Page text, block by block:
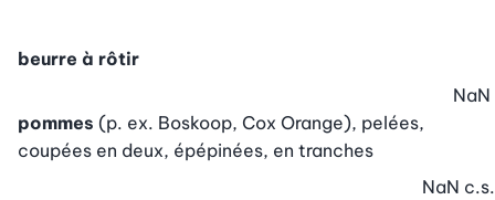
beurre à rôtir
pommes (p. ex. Boskoop, Cox Orange), pelées,
coupées en deux, épépinées, en tranches
NaN
NaN c.s.